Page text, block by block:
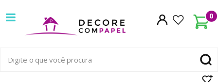
0
Decore
com
papel